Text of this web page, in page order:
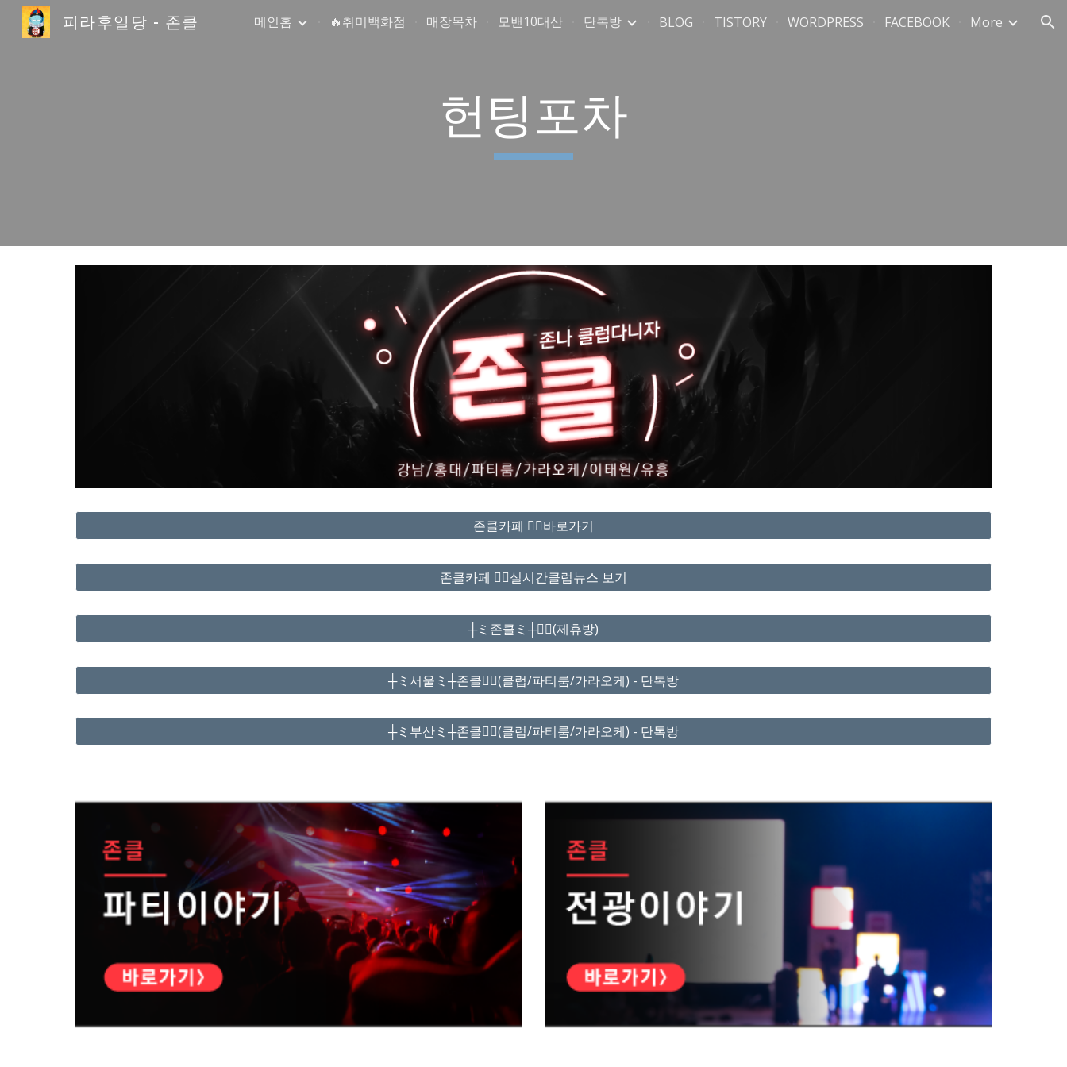
Skip to main content Skip to navigation
피라후일당 - 존클 메인홈 🔥취미백화점 매장목차 모밴10대산 단톡방 BLOG TISTORY WORDPRESS FACEBOOK More
헌팅포차
존클카페 ❤️‍🔥바로가기
존클카페 ❤️‍🔥실시간클럽뉴스 보기
┼ミ존클ミ┼❤️‍🔥(제휴방)
┼ミ서울ミ┼존클❤️‍🔥(클럽/파티룸/가라오케) - 단톡방
┼ミ부산ミ┼존클❤️‍🔥(클럽/파티룸/가라오케) - 단톡방